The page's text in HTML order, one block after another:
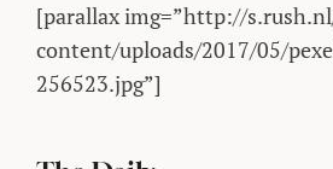
[parallax img=”http://
content/uploads/2017/05/
256523.jpg”]